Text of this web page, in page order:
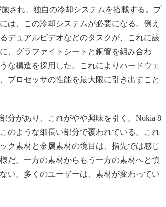
され、独自の冷却システムを搭載する。プ
は、この冷却システムが必要になる。例え
デュアルビデオなどのタスクが、これに該
、グラファイトシートと銅管を組み合わ
な構造を採用した。これによりハードウェ
プロセッサの性能を最大限に引き出すこと
があり、これがやや興味を引く。Nokia 8
のような細長い部分で覆われている。これ
ク素材と金属素材の境目は、指先では感じ
だ。一方の素材からもう一方の素材へと慎
い。多くのユーザーは、素材が変わってい